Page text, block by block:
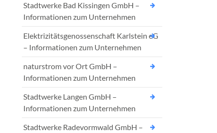
Stadtwerke Bad Kissingen GmbH –
Informationen zum Unternehmen
Elektrizitätsgenossenschaft Karlstein eG
– Informationen zum Unternehmen
naturstrom vor Ort GmbH –
Informationen zum Unternehmen
Stadtwerke Langen GmbH –
Informationen zum Unternehmen
Stadtwerke Radevormwald GmbH –